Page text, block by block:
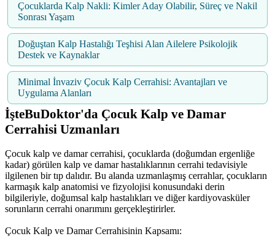
Çocuklarda Kalp Nakli: Kimler Aday Olabilir, Süreç ve Nakil
Sonrası Yaşam
Doğuştan Kalp Hastalığı Teşhisi Alan Ailelere Psikolojik
Destek ve Kaynaklar
Minimal İnvaziv Çocuk Kalp Cerrahisi: Avantajları ve
Uygulama Alanları
İşteBuDoktor'da Çocuk Kalp ve Damar
Cerrahisi Uzmanları
Çocuk kalp ve damar cerrahisi, çocuklarda (doğumdan ergenliğe
kadar) görülen kalp ve damar hastalıklarının cerrahi tedavisiyle
ilgilenen bir tıp dalıdır. Bu alanda uzmanlaşmış cerrahlar, çocukların
karmaşık kalp anatomisi ve fizyolojisi konusundaki derin
bilgileriyle, doğumsal kalp hastalıkları ve diğer kardiyovasküler
sorunların cerrahi onarımını gerçekleştirirler.
Çocuk Kalp ve Damar Cerrahisinin Kapsamı: